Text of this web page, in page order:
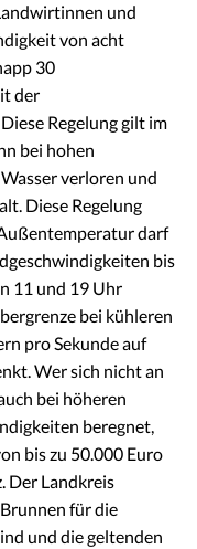
und
von acht
30
der
Regelung gilt im
bei hohen
verloren und
Diese Regelung
darf
bis
11 und 19 Uhr
bei kühleren
pro Sekunde auf
Wer sich nicht an
bei höheren
beregnet,
bis zu 50.000 Euro
Der Landkreis
für die
und die geltenden